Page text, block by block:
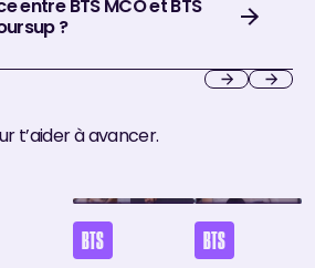
entre BTS MCO et BTS
?
t’aider à avancer.
: trouver son contrat à Villejuif et
de commerce en alternance dans
BTS
École de commerce en
BTS
Alternance en